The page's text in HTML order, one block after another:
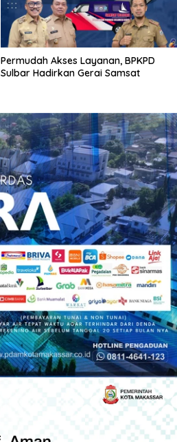
Permudah Akses Layanan, BPKPD
Sulbar Hadirkan Gerai Samsat